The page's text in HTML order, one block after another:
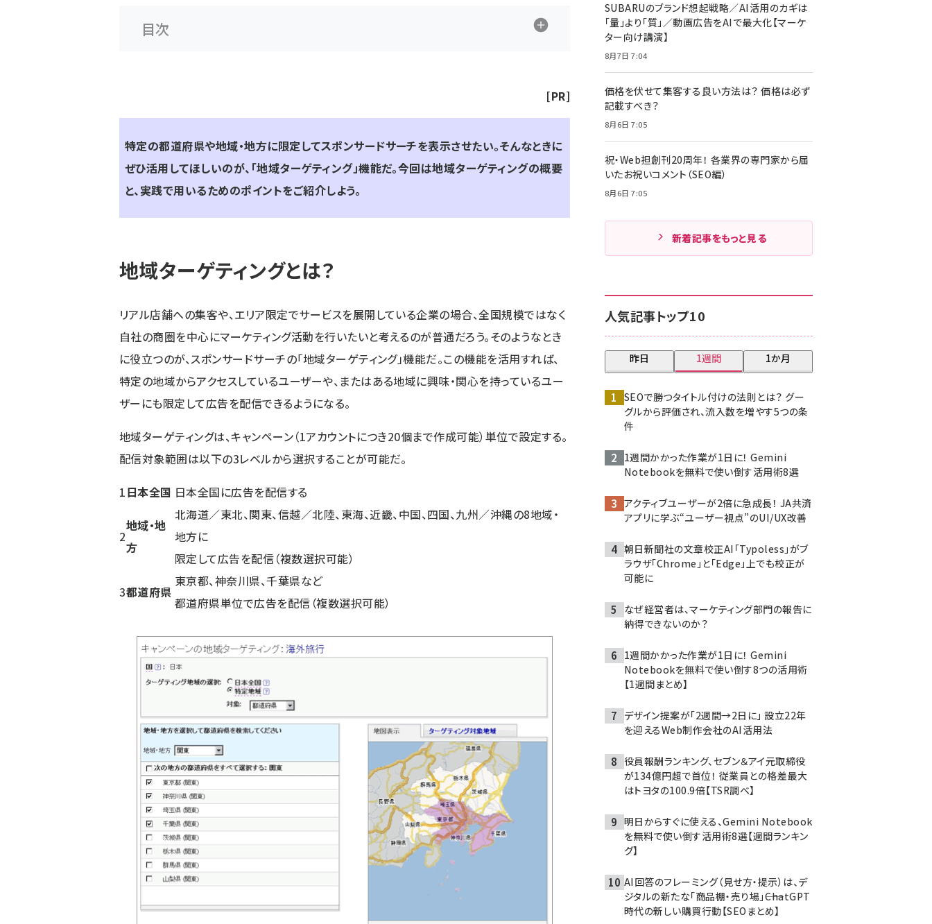
目次
[PR]
特定の都道府県や地域・地方に限定してスポンサードサーチを表示させたい。そんなときに
ぜひ活用してほしいのが、「地域ターゲティング」機能だ。今回は地域ターゲティングの概要
と、実践で用いるためのポイントをご紹介しよう。
地域ターゲティングとは？
リアル店舗への集客や、エリア限定でサービスを展開している企業の場合、全国規模ではなく
自社の商圏を中心にマーケティング活動を行いたいと考えるのが普通だろう。そのようなとき
に役立つのが、スポンサードサーチの「地域ターゲティング」機能だ。この機能を活用すれば、
特定の地域からアクセスしているユーザーや、またはある地域に興味・関心を持っているユー
ザーにも限定して広告を配信できるようになる。
地域ターゲティングは、キャンペーン（1アカウントにつき20個まで作成可能）単位で設定する。
配信対象範囲は以下の3レベルから選択することが可能だ。
1日本全国 日本全国に広告を配信する
2
地域・地
方
北海道／東北、関東、信越／北陸、東海、近畿、中国、四国、九州／沖縄の8地域・
地方に
限定して広告を配信（複数選択可能）
3都道府県
東京都、神奈川県、千葉県など
都道府県単位で広告を配信（複数選択可能）
SUBARUのブランド想起戦略／AI活用のカギは
「量」より「質」／動画広告をAIで最大化【マーケ
ター向け講演】
8月7日 7:04
価格を伏せて集客する良い方法は？ 価格は必ず
記載すべき？
8月6日 7:05
祝・Web担創刊20周年！ 各業界の専門家から届
いたお祝いコメント（SEO編）
8月6日 7:05
新着記事をもっと見る
人気記事トップ10
昨日 1週間 1か月
SEOで勝つタイトル付けの法則とは？ グー
グルから評価され、流入数を増やす5つの条
件
1週間かかった作業が1日に！ Gemini
Notebookを無料で使い倒す活用術8選
アクティブユーザーが2倍に急成長！ JA共済
アプリに学ぶ“ユーザー視点”のUI/UX改善
朝日新聞社の文章校正AI「Typoless」がブ
ラウザ「Chrome」と「Edge」上でも校正が
可能に
なぜ経営者は、マーケティング部門の報告に
納得できないのか？
1週間かかった作業が1日に！ Gemini
Notebookを無料で使い倒す8つの活用術
【1週間まとめ】
デザイン提案が「2週間→2日に」 設立22年
を迎えるWeb制作会社のAI活用法
役員報酬ランキング、セブン＆アイ元取締役
が134億円超で首位！ 従業員との格差最大
はトヨタの100.9倍【TSR調べ】
明日からすぐに使える、Gemini Notebook
を無料で使い倒す活用術8選【週間ランキン
グ】
AI回答のフレーミング（見せ方・提示）は、デ
ジタルの新たな「商品棚・売り場」――ChatGPT
時代の新しい購買行動【SEOまとめ】